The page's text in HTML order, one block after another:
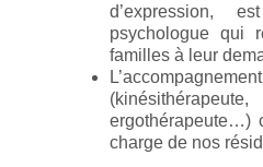
d’expression,
psychologue qui
familles à leur
ergothérapeute…)
charge de nos